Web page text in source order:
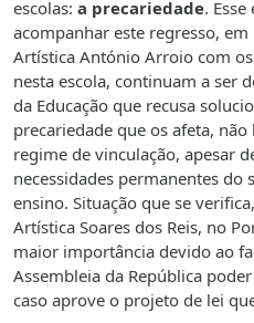
escolas: a precariedade.
acompanhar este regresso,
Artística António Arroio com
nesta escola, continuam a ser
da Educação que recusa
precariedade que os afeta,
regime de vinculação, apesar
necessidades permanentes do
ensino. Situação que se
Artística Soares dos Reis, no
maior importância devido ao
Assembleia da República
caso aprove o projeto de lei